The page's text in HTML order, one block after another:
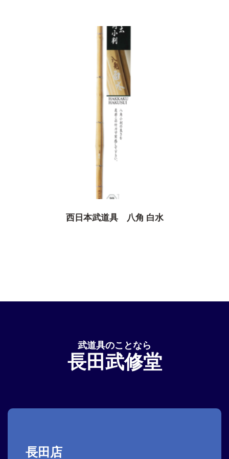
西日本武道具 八角 白水
武道具のことなら
長田武修堂
長田店